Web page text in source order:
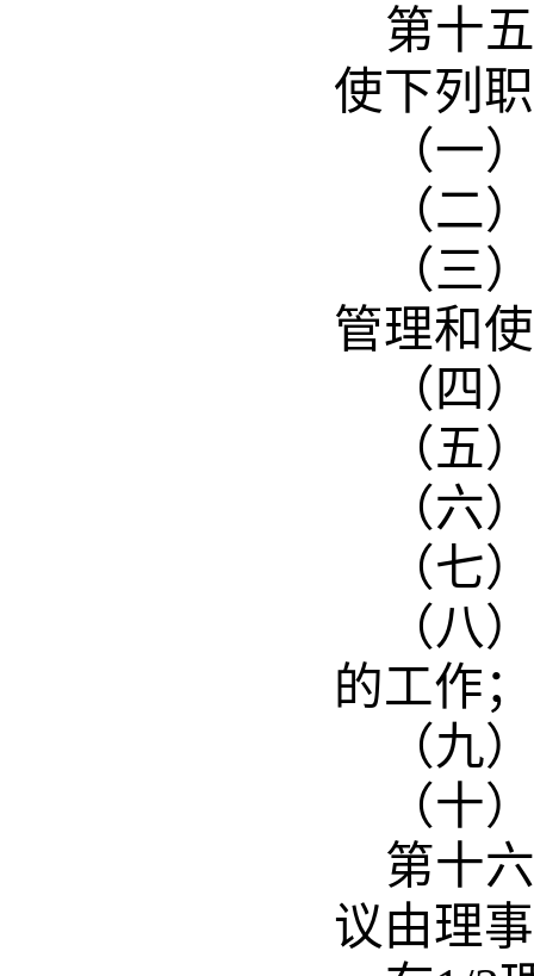
第十
使下列
（一）
（二）
（三）
管理和
（四）
（五）
（六）
（七）
（八）
的工作；
（九）
（十）
第十
议由理